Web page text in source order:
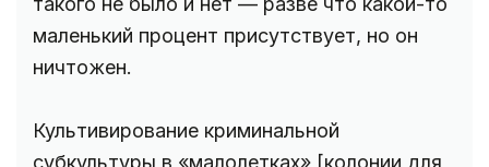
маленький процент присутствует, но он
ничтожен.
Культивирование криминальной
субкультуры в «малолетках» [колонии для